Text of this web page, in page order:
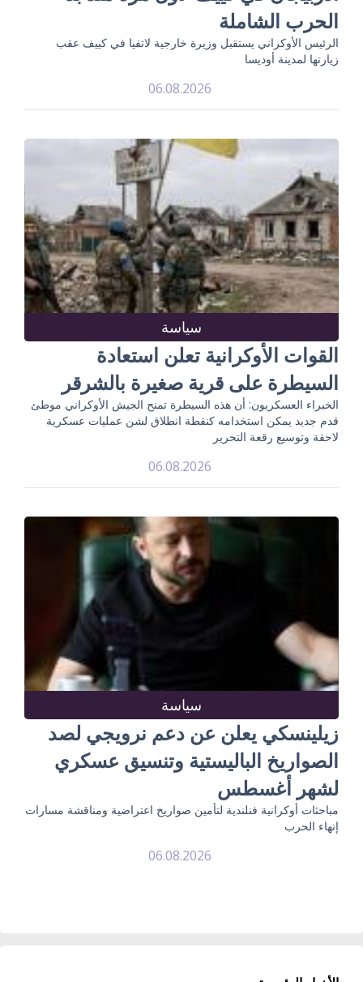
الحرب الشاملة
الرئيس الأوكراني يستقبل وزيرة خارجية لاتفيا في كييف عقب
زيارتها لمدينة أوديسا
06.08.2026
سياسة
القوات الأوكرانية تعلن استعادة
السيطرة على قرية صغيرة بالشرقر
الخبراء العسكريون: أن هذه السيطرة تمنح الجيش الأوكراني موطئ
قدم جديد يمكن استخدامه كنقطة انطلاق لشن عمليات عسكرية
لاحقة وتوسيع رقعة التحرير
06.08.2026
سياسة
زيلينسكي يعلن عن دعم نرويجي لصد
الصواريخ الباليستية وتنسيق عسكري
لشهر أغسطس
مباحثات أوكرانية فنلندية لتأمين صواريخ اعتراضية ومناقشة مسارات
إنهاء الحرب
06.08.2026